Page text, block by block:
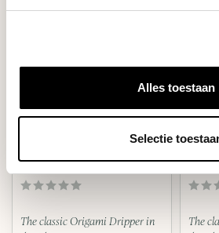
Alles toestaan
Selectie
DRIPPER AIR M (ZWART)
The classic Origami Dripper in
The